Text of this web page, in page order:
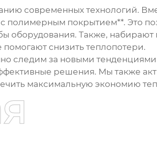
современных технологий.
полимерным покрытием**. Это
оборудования. Также, набирают
снизить теплопотери.
следим за новыми тенденциями
решения. Мы также
максимальную экономию